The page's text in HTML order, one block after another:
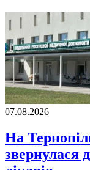
07.08.2026
На
звернулася